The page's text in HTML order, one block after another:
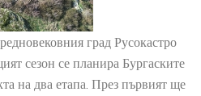
град Русокастро
сезон се планира Бургаските
на два етапа. През първият ще